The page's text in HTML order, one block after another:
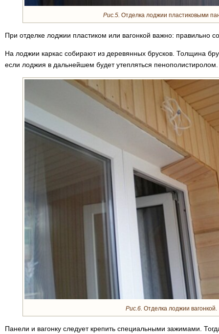
Рис.5. Отделка лоджии пластиковыми
При отделке лоджии пластиком или вагонкой важно: правильно
На лоджии каркас собирают из деревянных брусков. Толщина
если лоджия в дальнейшем будет утепляться
Рис.6. Отделка лоджии вагонкой.
Панели и вагонку следует крепить специальными зажимами.